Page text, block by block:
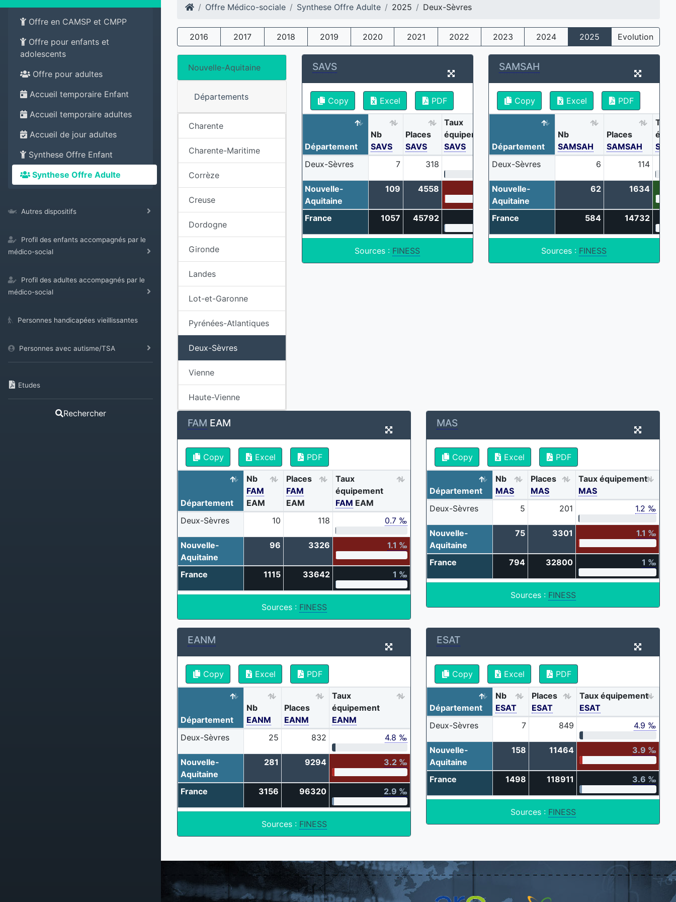
Offre en CAMSP et CMPP
Offre pour enfants et
adolescents
Offre pour adultes
Accueil temporaire Enfant
Accueil temporaire adultes
Accueil de jour adultes
Synthese Offre Enfant
Synthese Offre Adulte
Autres dispositifs
Profil des enfants accompagnés par le
médico-social
Profil des adultes accompagnés par le
médico-social
Personnes handicapées vieillissantes
Personnes avec autisme/TSA
Etudes
Rechercher
Offre Médico-sociale Synthese Offre Adulte 2025 Deux-Sèvres
2016 2017 2018 2019 2020 2021 2022 2023 2024 2025 Evolution
Nouvelle-Aquitaine
Départements
Charente
Charente-Maritime
Corrèze
Creuse
Dordogne
Gironde
Landes
Lot-et-Garonne
Pyrénées-Atlantiques
Deux-Sèvres
Vienne
Haute-Vienne
SAVS
Copy Excel PDF
Département
Nb
SAVS
Places
SAVS
Taux
équipement
SAVS
Deux-Sèvres
7 318 1.9 ‰
Nouvelle-
Aquitaine
109 4558 1.6 ‰
France 1057 45792 1.4 ‰
Sources : FINESS
SAMSAH
Copy Excel PDF
Département
Nb
SAMSAH
Places
SAMSAH
Taux
Deux-Sèvres
6 114
Nouvelle-
Aquitaine
62 1634
France 584 14732
Sources : FINESS
FAM EAM
Copy Excel PDF
Département
Nb
FAM
EAM
Places
FAM
EAM
Taux
équipement
FAM EAM
Deux-Sèvres
10 118 0.7 ‰
Nouvelle-
Aquitaine
96 3326 1.1 ‰
France 1115 33642 1 ‰
Sources : FINESS
MAS
Copy Excel PDF
Département
Nb
MAS
Places
MAS
Taux équipement
MAS
Deux-Sèvres
5 201 1.2 ‰
Nouvelle-
Aquitaine
75 3301 1.1 ‰
France 794 32800 1 ‰
Sources : FINESS
EANM
Copy Excel PDF
Département
Nb
EANM
Places
EANM
Taux
équipement
EANM
Deux-Sèvres
25 832 4.8 ‰
Nouvelle-
Aquitaine
281 9294 3.2 ‰
France 3156 96320 2.9 ‰
Sources : FINESS
ESAT
Copy Excel PDF
Département
Nb
ESAT
Places
ESAT
Taux équipement
ESAT
Deux-Sèvres
7 849 4.9 ‰
Nouvelle-
Aquitaine
158 11464 3.9 ‰
France 1498 118911 3.6 ‰
Sources : FINESS